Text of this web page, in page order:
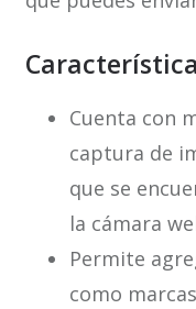
Cuenta con
captura de
que se
la cámara
Permite
como